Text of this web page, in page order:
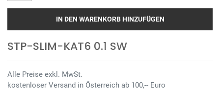
IN DEN WARENKORB HINZUFÜGEN
STP-SLIM-KAT6 0.1 SW
Alle Preise exkl. MwSt.
kostenloser Versand in Österreich ab 100,-- Euro